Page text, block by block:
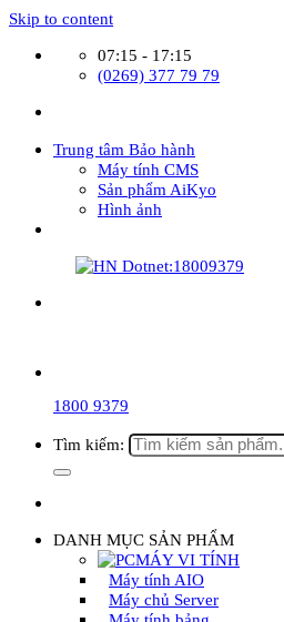
Skip to content
07:15 - 17:15
(0269) 377 79 79
Trung tâm Bảo hành
Máy tính CMS
Sản phẩm AiKyo
Hình ảnh
1800 9379
Tìm kiếm:
DANH MỤC SẢN PHẨM
MÁY VI TÍNH
Máy tính AIO
Máy chủ Server